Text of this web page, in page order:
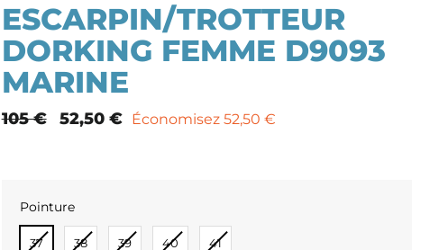
ESCARPIN/TROTTEUR
DORKING FEMME D9093
MARINE
Prix
105 €
Prix
52,50 € Économisez 52,50 €
Pointure
POINTURE
37 38 39 40 41